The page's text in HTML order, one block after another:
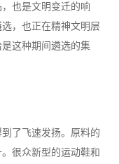
也是文明变迁的响
，也正在精神文明层
这种期间遴选的集
了飞速发扬。原料的
很众新型的运动鞋和